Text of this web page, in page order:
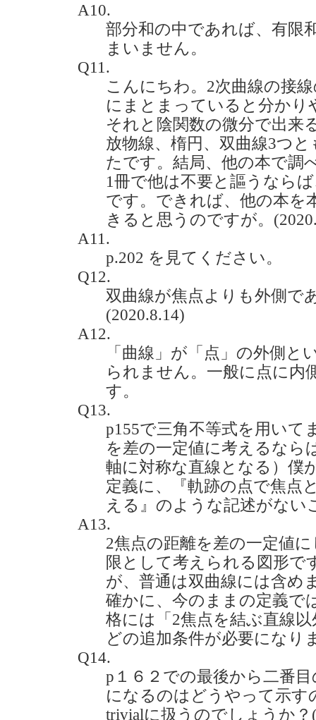
A10.
部分和の中であれば、有限
まいません。
Q11.
こんにちわ。2次曲線の接
にまとまっていると分かり
それと陰関数の微分で出来
放物線、楕円、双曲線3つ
たです。結局、他の本で調
1冊で他は不要と謳うなら
です。できれば、他の本を
きると思うのですが。
A11.
p.202 を見てください。
Q12.
双曲線が焦点よりも外側で
(2020.8.14)
A12.
「曲線」が「点」の外側
られません。一般に点に内
す。
Q13.
p155で三角不等式を用いて
を差の一定値に考えるなら
軸に対称な直線となる）僕
定義に、『軌跡の点で焦点
える』のような記述がない
A13.
2焦点の距離を差の一定値
限として考えられる図形で
が、普通は双曲線には含め
確かに、今のままの定義で
格には「2焦点を結ぶ直線
どの追加条件が必要になり
Q14.
p１６２での最後から二番
になるのはどうやって示す
trivialに扱うのでしょうか？